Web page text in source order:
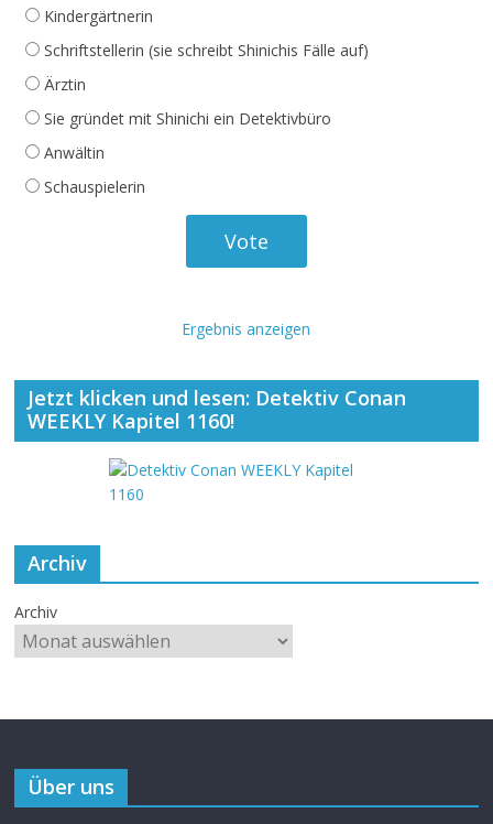
Kindergärtnerin
Schriftstellerin (sie schreibt Shinichis Fälle auf)
Ärztin
Sie gründet mit Shinichi ein Detektivbüro
Anwältin
Schauspielerin
Ergebnis anzeigen
Jetzt klicken und lesen: Detektiv Conan
WEEKLY Kapitel 1160!
Archiv
Archiv
Über uns